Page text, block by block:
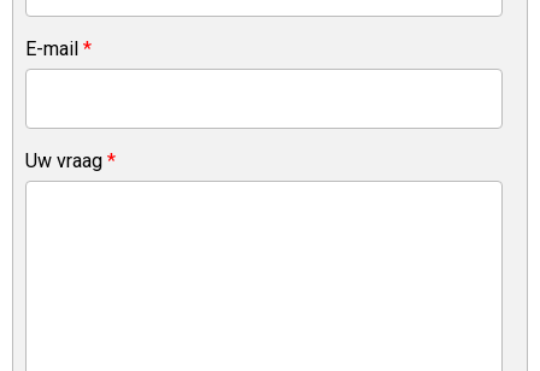
E-mail *
Uw vraag *